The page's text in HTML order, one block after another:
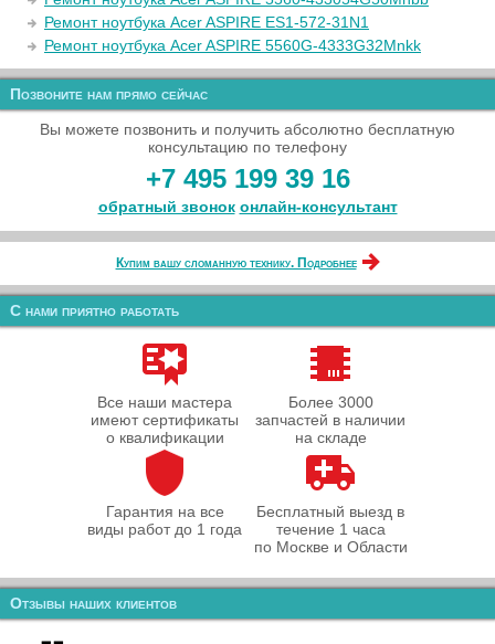
Ремонт ноутбука Acer ASPIRE ES1-572-31N1
Ремонт ноутбука Acer ASPIRE 5560G-4333G32Mnkk
Позвоните нам прямо сейчас
Вы можете позвонить и получить абсолютно бесплатную
консультацию по телефону
+7 495 199 39 16
обратный звонок онлайн‑консультант
Купим вашу сломанную технику. Подробнее
С нами приятно работать
Все наши мастера
имеют сертификаты
о квалификации
Более 3000
запчастей в наличии
на складе
Гарантия на все
виды работ до 1 года
Бесплатный выезд в
течение 1 часа
по Москве и Области
Отзывы наших клиентов